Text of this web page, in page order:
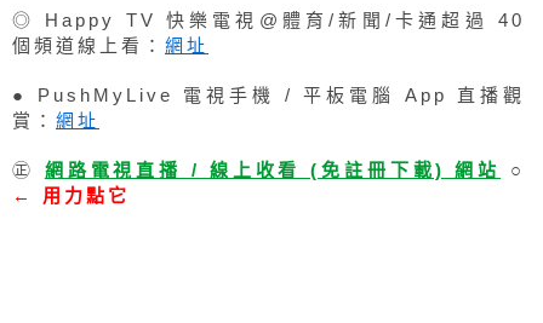
◎ Happy TV 快樂電視@體育/新聞/卡通超過 40
個頻道線上看： 網址
● PushMyLive 電視手機 / 平板電腦 App 直播觀
賞： 網址
㊣ 網路電視直播 / 線上收看 (免註冊下載) 網站
○
← 用力點它